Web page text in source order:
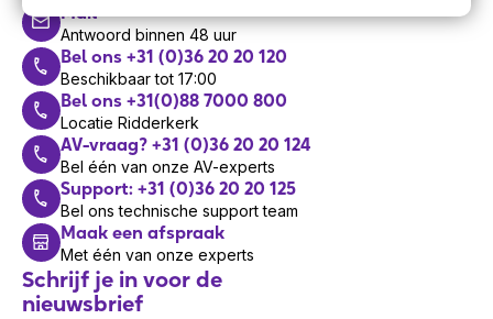
Mail
Antwoord binnen 48 uur
Bel ons +31 (0)36 20 20 120
Beschikbaar tot 17:00
Bel ons +31(0)88 7000 800
Locatie Ridderkerk
AV-vraag? +31 (0)36 20 20 124
Bel één van onze AV-experts
Support: +31 (0)36 20 20 125
Bel ons technische support team
Maak een afspraak
Met één van onze experts
Schrijf je in voor de
nieuwsbrief